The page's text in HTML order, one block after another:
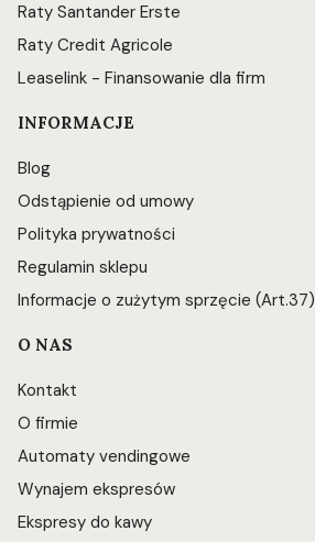
Raty Santander Erste
Raty Credit Agricole
Leaselink - Finansowanie dla firm
INFORMACJE
Blog
Odstąpienie od umowy
Polityka prywatności
Regulamin sklepu
Informacje o zużytym sprzęcie (Art.37)
O NAS
Kontakt
O firmie
Automaty vendingowe
Wynajem ekspresów
Ekspresy do kawy